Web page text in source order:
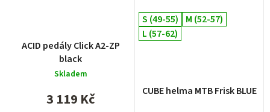
ACID pedály Click A2-ZP
black
Skladem
3 119 Kč
S (49-55)
M (52-57)
L (57-62)
CUBE helma MTB Frisk BLUE